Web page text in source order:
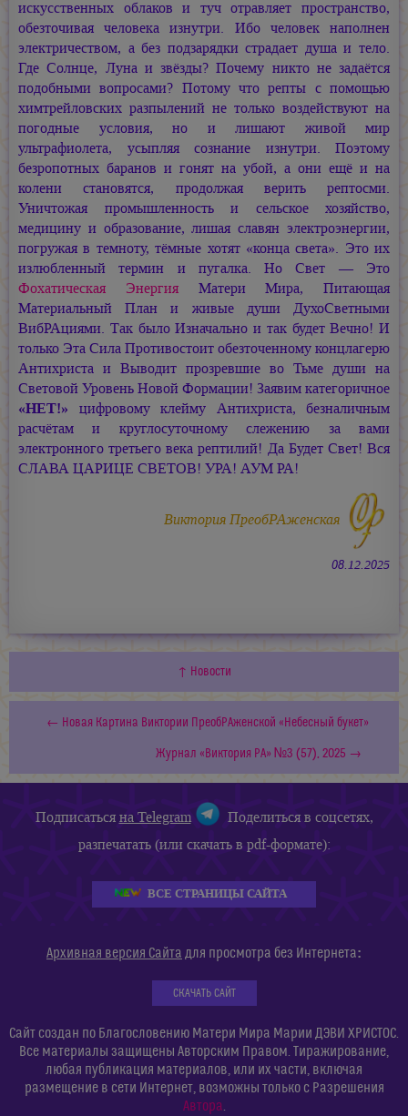
искусственных облаков и туч отравляет пространство,
обезточивая человека изнутри. Ибо человек наполнен
электричеством, а без подзарядки страдает душа и тело.
Где Солнце, Луна и звёзды? Почему никто не задаётся
подобными вопросами? Потому что репты с помощью
химтрейловских разпылений не только воздействуют на
погодные условия, но и лишают живой мир
ультрафиолета, усыпляя сознание изнутри. Поэтому
безропотных баранов и гонят на убой, а они ещё и на
колени становятся, продолжая верить рептосми.
Уничтожая промышленность и сельское хозяйство,
медицину и образование, лишая славян электроэнергии,
погружая в темноту, тёмные хотят «конца света». Это их
излюбленный термин и пугалка. Но Свет — Это
Фохатическая ЭнергияМатери Мира, Питающая
Материальный План и живые души ДухоСветными
ВибРАциями. Так было Изначально и так будет Вечно! И
только Эта Сила Противостоит обезточенному концлагерю
Антихриста и Выводит прозревшие во Тьме души на
Световой Уровень Новой Формации! Заявим категоричное
«НЕТ!» цифровому клейму Антихриста, безналичным
расчётам и круглосуточному слежению за вами
электронного третьего века рептилий! Да Будет Свет! Вся
СЛАВА ЦАРИЦЕ СВЕТОВ! УРА! АУМ РА!
Виктория ПреобРАженская
08.12.2025
↑ Новости
← Новая Картина Виктории ПреобРАженской «Небесный букет»
Журнал «Виктория РА» №3 (57), 2025 →
Подписатьсяна Telegram
Поделиться в соцсетях,
разпечатать (или скачать в pdf-формате):
ВСЕ СТРАНИЦЫ САЙТА
Архивная версия Сайта для просмотра без Интернета:
СКАЧАТЬ САЙТ
Сайт создан по Благословению Матери Мира Марии ДЭВИ ХРИСТОС.
Все материалы защищены Авторским Правом. Тиражирование,
любая публикация материалов, или их части, включая
размещение в сети Интернет, возможны только с Разрешения
Автора.